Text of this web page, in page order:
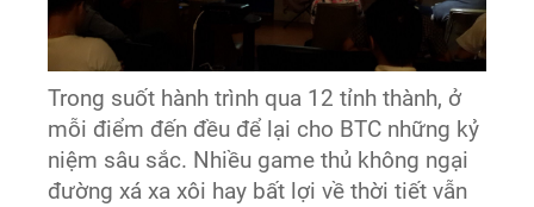
Trong suốt hành trình qua 12 tỉnh thành, ở
mỗi điểm đến đều để lại cho BTC những kỷ
niệm sâu sắc. Nhiều game thủ không ngại
đường xá xa xôi hay bất lợi về thời tiết vẫn